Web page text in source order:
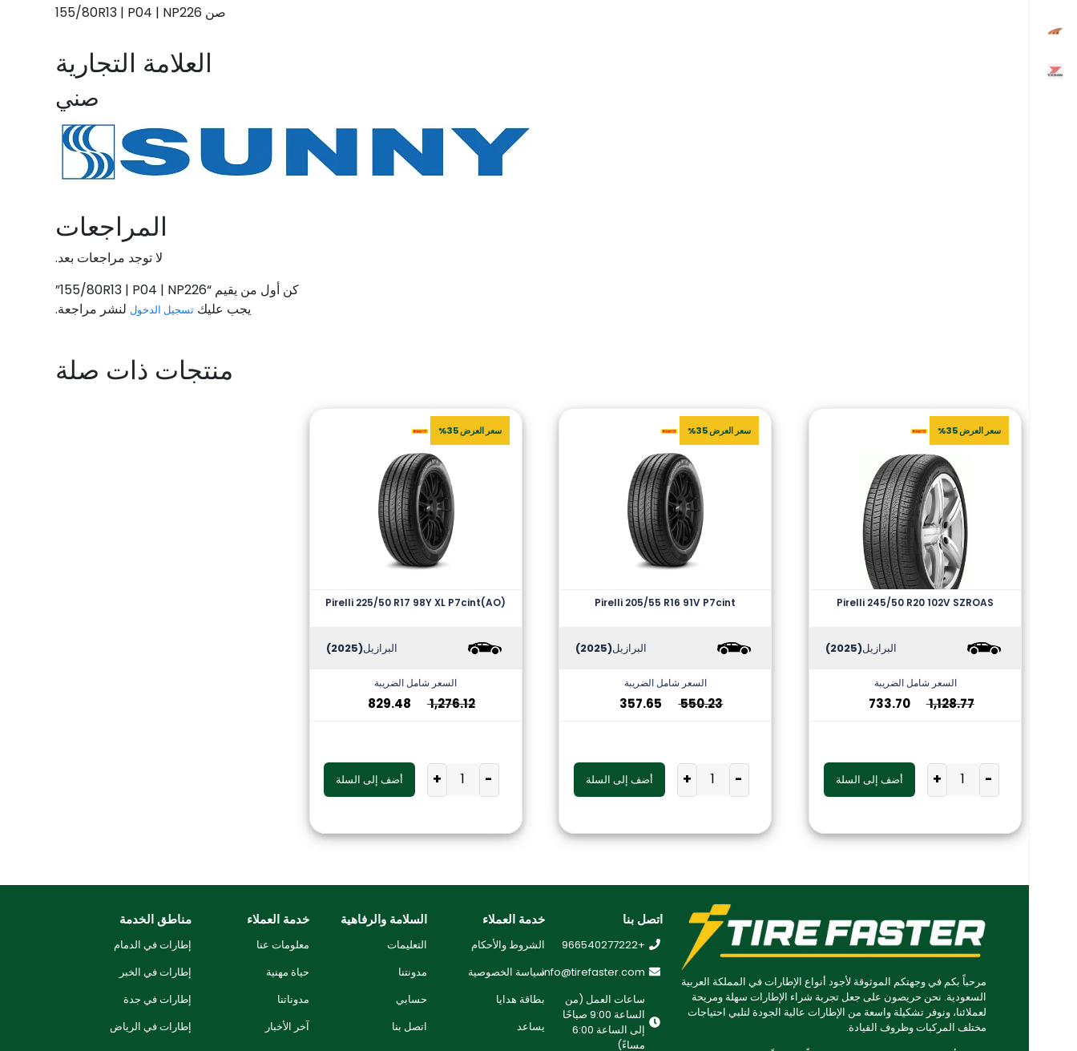
صن 155/80R13 | P04 | NP226
العلامة التجارية
صني
المراجعات
لا توجد مراجعات بعد.
كن أول من يقيم “155/80R13 | P04 | NP226”
يجب عليكتسجيل الدخول لنشر مراجعة.
منتجات ذات صلة
سعر العرض 35%
Pirelli 245/50 R20 102V SZROAS
البرازيل(2025)
السعر شامل الضريبة
1,128.77
733.70
-
+ أضف إلى السلة
سعر العرض 35%
Pirelli 205/55 R16 91V P7cint
البرازيل(2025)
السعر شامل الضريبة
550.23
357.65
-
+ أضف إلى السلة
سعر العرض 35%
Pirelli 225/50 R17 98Y XL P7cint(AO)
البرازيل(2025)
السعر شامل الضريبة
1,276.12
829.48
-
+ أضف إلى السلة
مرحباً بكم في وجهتكم الموثوقة لأجود أنواع الإطارات في المملكة العربية
السعودية. نحن حريصون على جعل تجربة شراء الإطارات سهلة ومريحة
لعملائنا، ونوفر تشكيلة واسعة من الإطارات عالية الجودة لتلبي احتياجات
مختلف المركبات وظروف القيادة.
اتصل بنا
+966540277222
info@tirefaster.com
ساعات العمل (من
الساعة 9:00 صباحًا
إلى الساعة 6:00
مساءً)
خدمة العملاء
الشروط والأحكام
سياسة الخصوصية
بطاقة هدايا
يساعد
السلامة والرفاهية
التعليمات
مدونتنا
حسابي
اتصل بنا
خدمة العملاء
معلومات عنا
حياة مهنية
مدوناتنا
آخر الأخبار
مناطق الخدمة
إطارات في الدمام
إطارات في الخبر
إطارات في جدة
إطارات في الرياض